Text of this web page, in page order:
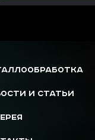
И СТАТЬИ